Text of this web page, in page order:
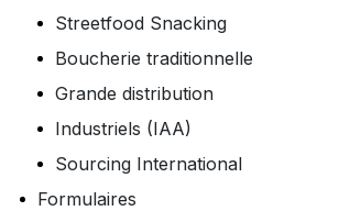
Streetfood Snacking
Boucherie traditionnelle
Grande distribution
Industriels (IAA)
Sourcing International
Formulaires